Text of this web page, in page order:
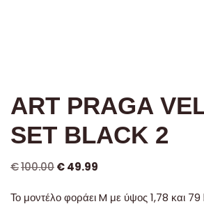
ART PRAGA
SET BLACK 2
€100.00€49.99
Το μοντέλο φοράει M με ύψος 1,78 και 79